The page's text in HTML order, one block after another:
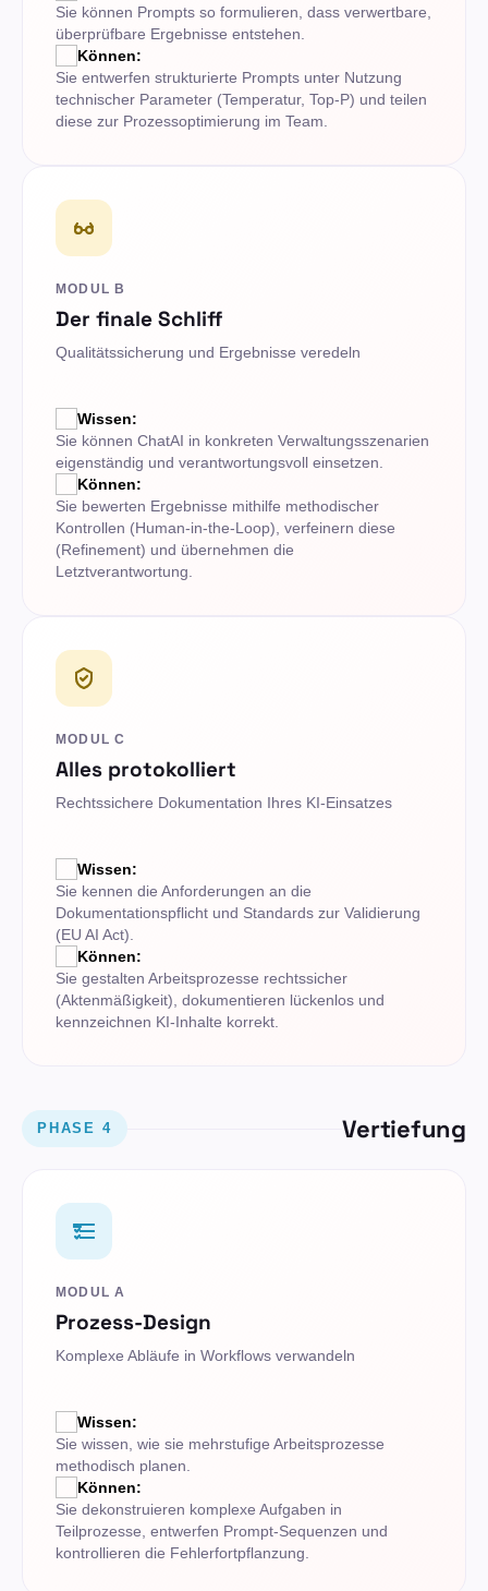
Sie können Prompts so formulieren, dass verwertbare,
überprüfbare Ergebnisse entstehen.
Können:
Sie entwerfen strukturierte Prompts unter Nutzung
technischer Parameter (Temperatur, Top-P) und teilen
diese zur Prozessoptimierung im Team.
MODUL B
Der finale Schliff
Qualitätssicherung und Ergebnisse veredeln
Wissen:
Sie können ChatAI in konkreten Verwaltungsszenarien
eigenständig und verantwortungsvoll einsetzen.
Können:
Sie bewerten Ergebnisse mithilfe methodischer
Kontrollen (Human-in-the-Loop), verfeinern diese
(Refinement) und übernehmen die
Letztverantwortung.
MODUL C
Alles protokolliert
Rechtssichere Dokumentation Ihres KI-Einsatzes
Wissen:
Sie kennen die Anforderungen an die
Dokumentationspflicht und Standards zur Validierung
(EU AI Act).
Können:
Sie gestalten Arbeitsprozesse rechtssicher
(Aktenmäßigkeit), dokumentieren lückenlos und
kennzeichnen KI-Inhalte korrekt.
PHASE 4 Vertiefung
MODUL A
Prozess-Design
Komplexe Abläufe in Workflows verwandeln
Wissen:
Sie wissen, wie sie mehrstufige Arbeitsprozesse
methodisch planen.
Können:
Sie dekonstruieren komplexe Aufgaben in
Teilprozesse, entwerfen Prompt-Sequenzen und
kontrollieren die Fehlerfortpflanzung.